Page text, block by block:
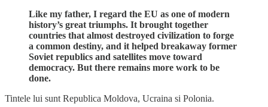
Like my father, I regard the EU as one of modern
history’s great triumphs. It brought together
countries that almost destroyed civilization to forge
a common destiny, and it helped breakaway former
Soviet republics and satellites move toward
democracy. But there remains more work to be
done.
Tintele lui sunt Republica Moldova, Ucraina si Polonia.